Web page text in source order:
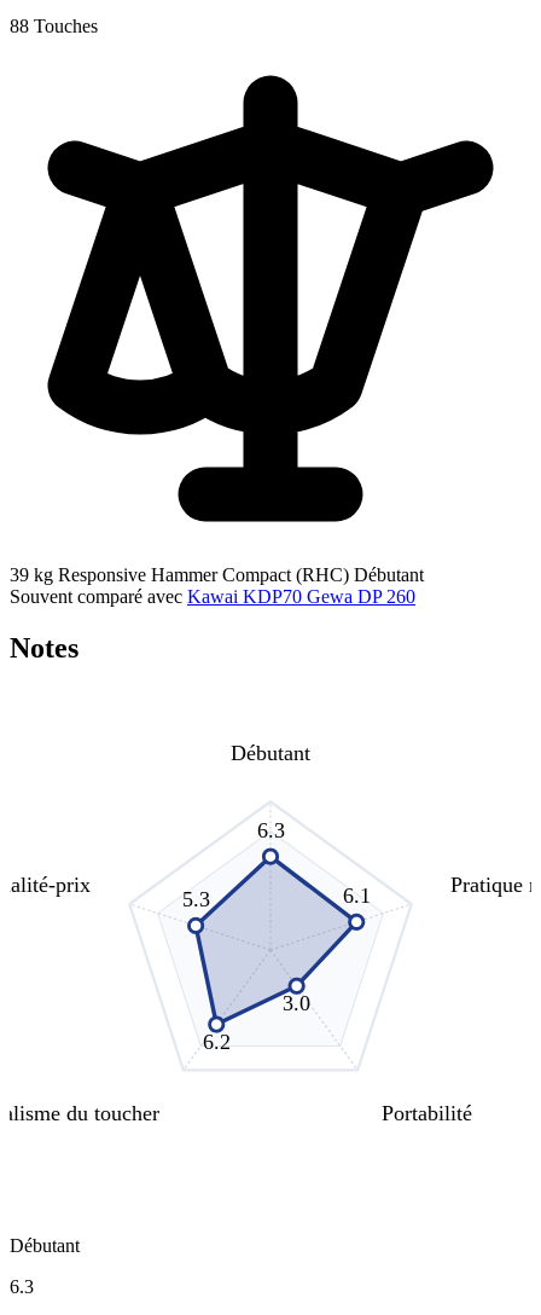
88 Touches
39 kg Responsive Hammer Compact (RHC) Débutant
Souvent comparé avec Kawai KDP70 Gewa DP 260
Notes
6.3
6.1
3.0
6.2
5.3
Débutant
Pratique
Portabilité
du toucher
prix
Débutant
6.3